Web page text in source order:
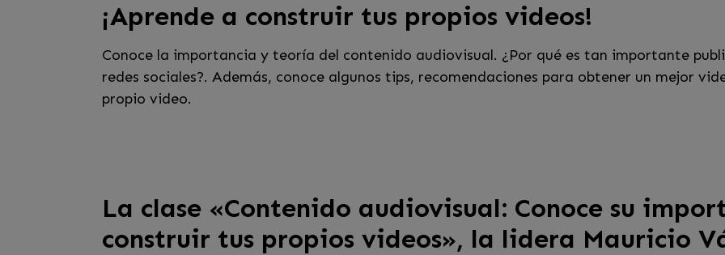
¡Aprende a construir tus propios videos!
Conoce la importancia y teoría del contenido audiovisual. ¿Por qué es tan importante
redes sociales?. Además, conoce algunos tips, recomendaciones para obtener un mejor
propio video.
La clase «Contenido audiovisual: Conoce su
construir tus propios videos», la lidera Mauricio